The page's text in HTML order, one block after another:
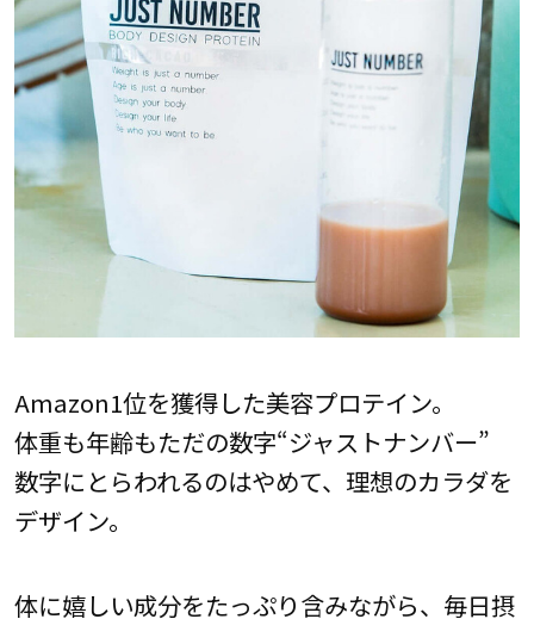
Amazon1位を獲得した美容プロテイン。
体重も年齢もただの数字“ジャストナンバー”
数字にとらわれるのはやめて、理想のカラダを
デザイン。
体に嬉しい成分をたっぷり含みながら、毎日摂